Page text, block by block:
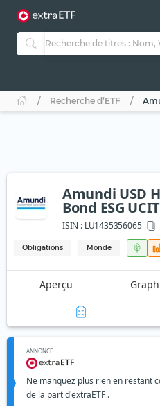
Recherche d’ETF
Amundi USD
Bond ESG
ISIN :LU1435356065
Obligations Monde
Aperçu
ANNONCE
Ne manquez plus rien en restant
de la part d'extraETF .